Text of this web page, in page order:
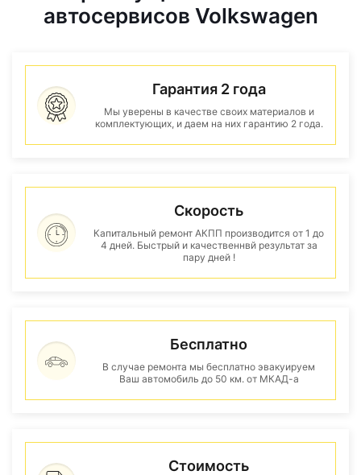
автосервисов Volkswagen
Гарантия 2 года
Мы уверены в качестве своих материалов и
комплектующих, и даем на них гарантию 2 года.
Скорость
Капитальный ремонт АКПП производится от 1 до
4 дней. Быстрый и качественнвй результат за
пару дней !
Бесплатно
В случае ремонта мы бесплатно эвакуируем
Ваш автомобиль до 50 км. от МКАД-а
Стоимость